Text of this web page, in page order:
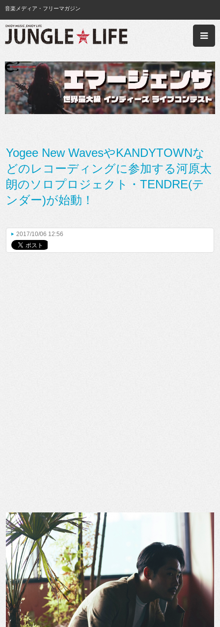
音楽メディア・フリーマガジン
Yogee New WavesやKANDYTOWNな
どのレコーディングに参加する河原太
朗のソロプロジェクト・TENDRE(テ
ンダー)が始動！
2017/10/06 12:56